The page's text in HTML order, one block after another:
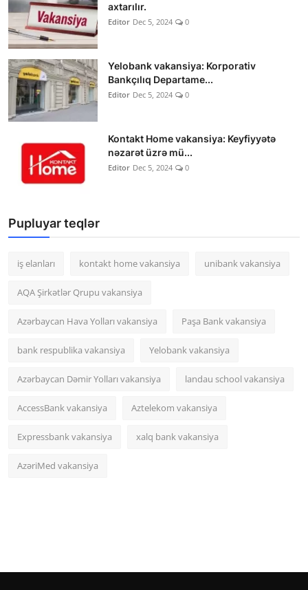
axtarılır.
Editor Dec 5, 2024 0
Yelobank vakansiya: Korporativ
Bankçılıq Departame...
Editor Dec 5, 2024 0
Kontakt Home vakansiya: Keyfiyyətə
nəzarət üzrə mü...
Editor Dec 5, 2024 0
Pupluyar teqlər
iş elanları kontakt home vakansiya unibank vakansiya
AQA Şirkətlər Qrupu vakansiya
Azərbaycan Hava Yolları vakansiya Paşa Bank vakansiya
bank respublika vakansiya Yelobank vakansiya
Azərbaycan Dəmir Yolları vakansiya landau school vakansiya
AccessBank vakansiya Aztelekom vakansiya
Expressbank vakansiya xalq bank vakansiya
AzəriMed vakansiya